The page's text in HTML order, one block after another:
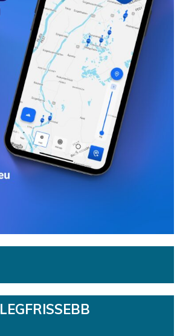
LEGFRISSEBB